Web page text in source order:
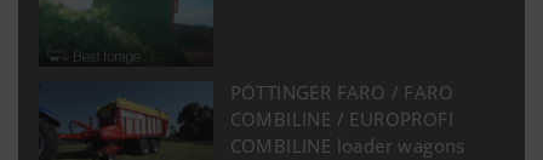
PÖTTINGER FARO / FARO
COMBILINE / EUROPROFI
COMBILINE loader wagons